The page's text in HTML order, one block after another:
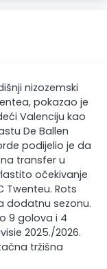
nizozemski
pokazao je
Valenciju kao
De Ballen
podijelio je da
transfer u
očekivanje
Rots
dodatnu sezonu.
9 golova i 4
2025./2026.
tržišna